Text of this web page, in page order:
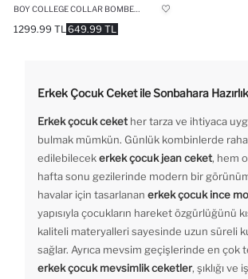
BOY COLLEGE COLLAR BOMBER DENIM JACKET
649.99 TL
1299.99 TL
Erkek Çocuk Ceket ile Sonbahara Hazırlık
Erkek çocuk ceket her tarza ve ihtiyaca
bulmak mümkün. Günlük kombinlerde
edilebilecekerkek çocuk jean ceket, hem
hafta sonu gezilerinde modern bir
havalar için tasarlanan erkek çocuk ince
yapısıyla çocukların hareket özgürlüğünü
kaliteli materyalleri sayesinde uzun süreli
sağlar. Ayrıca mevsim geçişlerinde en çok
erkek çocuk mevsimlik ceketler, şıklığı